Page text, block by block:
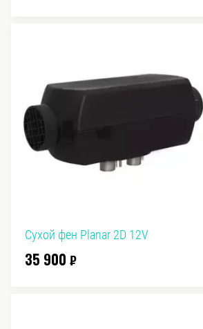
Сухой фен Planar 2D 12V
35 900 ₽